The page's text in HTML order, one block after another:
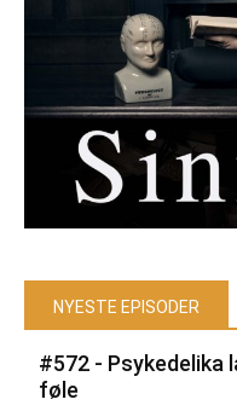
NYESTE EPISODER
#572 - Psykedelika
føle